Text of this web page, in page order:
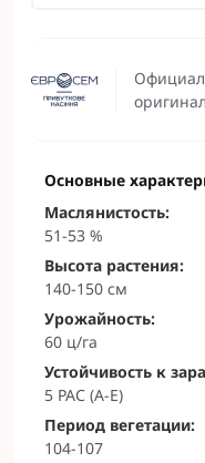
Основные
Маслянистость:
51-53 %
Высота растения:
140-150 см
Урожайность:
60 ц/га
Устойчивость к
5 РАС (A-E)
Период вегетации:
104-107